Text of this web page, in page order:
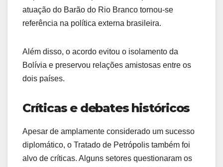
atuação do Barão do Rio Branco tornou-se
referência na política externa brasileira.
Além disso, o acordo evitou o isolamento da
Bolívia e preservou relações amistosas entre os
dois países.
Críticas e debates históricos
Apesar de amplamente considerado um sucesso
diplomático, o Tratado de Petrópolis também foi
alvo de críticas. Alguns setores questionaram os